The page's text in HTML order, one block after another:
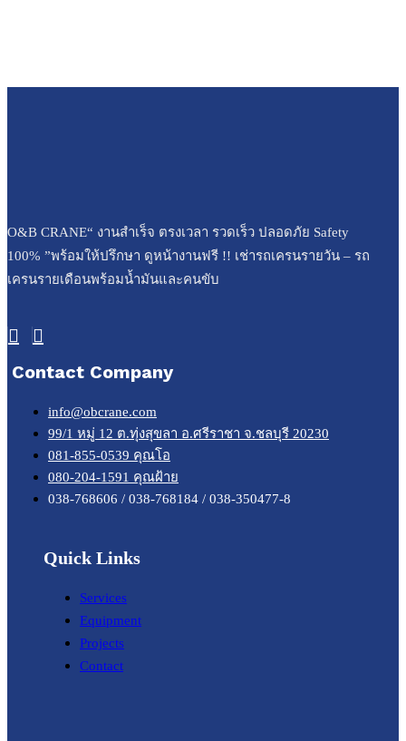
O&B CRANE“ งานสำเร็จ ตรงเวลา รวดเร็ว ปลอดภัย Safety
100% ”พร้อมให้ปรึกษา ดูหน้างานฟรี !! เช่ารถเครนรายวัน – รถ
เครนรายเดือนพร้อมน้ำมันและคนขับ
Contact Company
info@obcrane.com
99/1 หมู่ 12 ต.ทุ่งสุขลา อ.ศรีราชา จ.ชลบุรี 20230
081-855-0539 คุณโอ
080-204-1591 คุณฝ้าย
038-768606 / 038-768184 / 038-350477-8
Quick Links
Services
Equipment
Projects
Contact